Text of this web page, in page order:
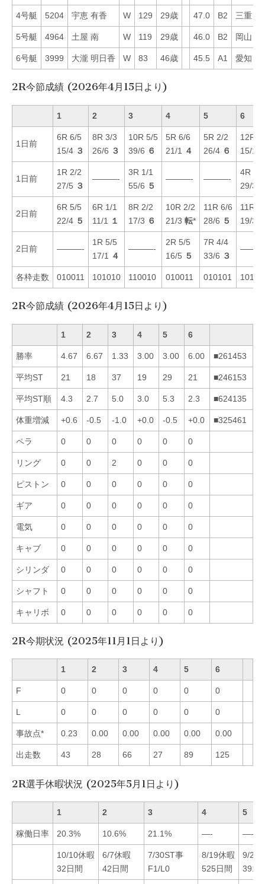
4号艇 5204 宇恵 有香 W 129 29歳 47.0 B2 三重
5号艇 4964 土屋 南 W 119 29歳 46.0 B2 岡山
6号艇 3999 大瀧 明日香 W 83 46歳 45.5 A1 愛知
2R今節成績 (2026年4月15日より)
1 2 3 4 5 6
1日前
6R 6/5
15/4 ３
8R 3/3
26/6 ３
10R 5/5
39/6 ６
5R 6/6
21/1
４
5R 2/2
26/4 ６
12R
15/1
1日前
1R 2/2
27/5 ３
———-
3R 1/1
55/6 ５
———- ———-
4R 3/3
29/3
2日前
6R 5/5
22/4 ５
6R 1/1
11/1
１
8R 2/2
17/3 ６
10R 2/2
21/3 転*
11R 6/6
28/6 ５
11R
19/3
2日前 ———-
1R 5/5
17/1
４
———-
2R 5/5
16/5 ５
7R 4/4
33/6 ３
各枠走数 010011 101010 110010 010011 010101
2R今節成績 (2026年4月15日より)
1 2 3 4 5 6
勝率 4.67 6.67 1.33 3.00 3.00 6.00 ■261453
平均ST 21 18 37 19 29 21 ■246153
平均ST順 4.3 2.7 5.0 3.0 5.3 2.3 ■624135
体重増減 +0.6 -0.5 -1.0 +0.0 -0.5 +0.0 ■325461
ペラ 0 0 0 0 0 0
リング 0 0 2 0 0 0
ピストン 0 0 0 0 0 0
ギア 0 0 0 0 0 0
電気 0 0 0 0 0 0
キャブ 0 0 0 0 0 0
シリンダ 0 0 0 0 0 0
シャフト 0 0 0 0 0 0
キャリボ 0 0 0 0 0 0
2R今期状況 (2025年11月1日より)
1 2 3 4 5 6
F 0 0 0 0 0 0
L 0 0 0 0 0 0
事故点* 0.23 0.00 0.00 0.00 0.00 0.00
出走数 43 28 66 27 89 125
2R選手休暇状況 (2025年5月1日より)
1 2 3 4 5
稼働日率 20.3% 10.6% 21.1% —- —-
10/10休暇
32日間
6/7休暇
42日間
7/30ST事
F1/L0
8/19休暇
525日間
9/28
391